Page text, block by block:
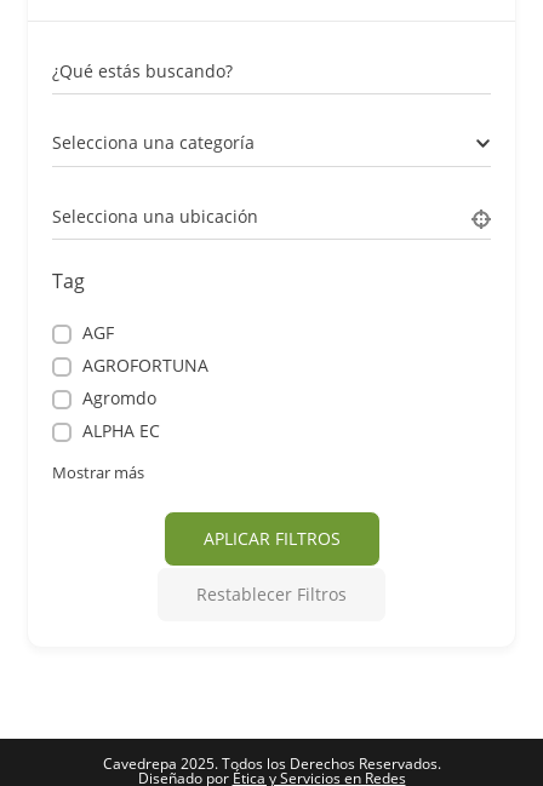
¿Qué estás buscando?
Selecciona una categoría
Selecciona una ubicación
Tag
AGF
AGROFORTUNA
Agromdo
ALPHA EC
Mostrar más
APLICAR FILTROS
Restablecer Filtros
Cavedrepa 2025. Todos los Derechos Reservados.
Diseñado por Ética y Servicios en Redes